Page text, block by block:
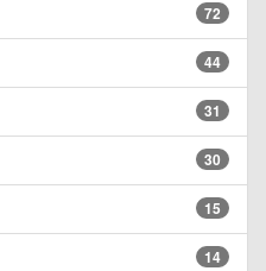
72
44
31
30
15
14